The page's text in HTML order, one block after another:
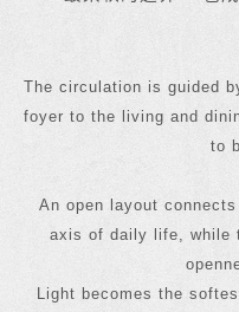
The circulation is guided
foyer to the living and
to
An open layout
axis of daily life, while
Light becomes the